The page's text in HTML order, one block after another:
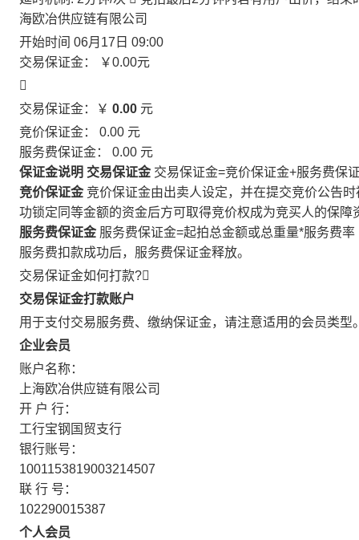
海欧冶供应链有限公司
开始时间 06月17日 09:00
交易保证金：
￥0.00元

交易保证金：￥ 0.00 元
竞价保证金： 0.00 元
服务费保证金： 0.00 元
保证金说明 交易保证金 交易保证金=竞价保证金+服务费保
竞价保证金 竞价保证金由出卖人设定，并在提交竞价公告
功锁定同等金额的资金后方可取得竞价权成为竞买人的保障
服务费保证金 服务费保证金=起拍总金额或总重量*服务费率
服务费扣款成功后，服务费保证金释放。
交易保证金如何打款?
交易保证金打款账户
用于支付交易服务费、缴纳保证金，请注意适用的会员类型
企业会员
账户名称：
上海欧冶供应链有限公司
开 户 行：
工行宝钢国贸支行
银行账号：
1001153819003214507
联 行 号：
102290015387
个人会员